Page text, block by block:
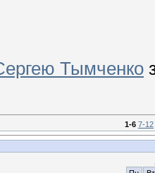
Тымченко
1-6 7-12